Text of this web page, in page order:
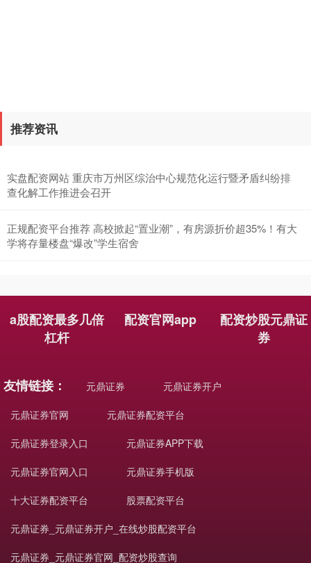
推荐资讯
实盘配资网站 重庆市万州区综治中心规范化运行暨矛盾纠纷排
查化解工作推进会召开
正规配资平台推荐 高校掀起“置业潮”，有房源折价超35%！有大
学将存量楼盘“爆改”学生宿舍
a股配资最多几倍
杠杆
配资官网app
配资炒股元鼎证
券
友情链接： 元鼎证券 元鼎证券开户
元鼎证券官网 元鼎证券配资平台
元鼎证券登录入口 元鼎证券APP下载
元鼎证券官网入口 元鼎证券手机版
十大证券配资平台 股票配资平台
元鼎证券_元鼎证券开户_在线炒股配资平台
元鼎证券_元鼎证券官网_配资炒股查询